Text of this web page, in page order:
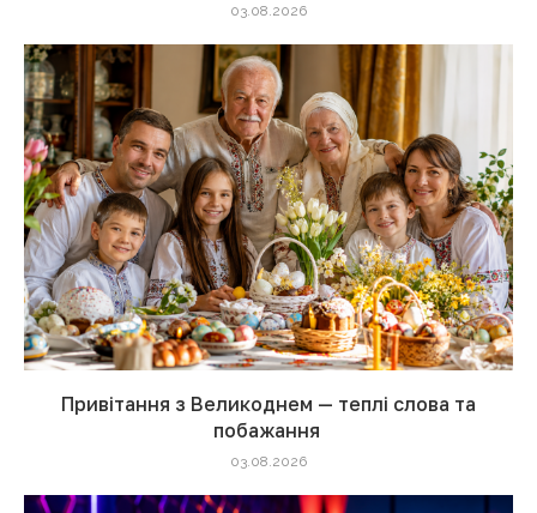
03.08.2026
Привітання з Великоднем — теплі слова та
побажання
03.08.2026